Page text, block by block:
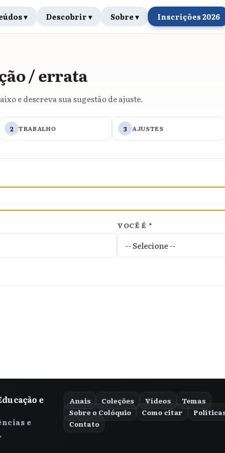
▾ Descobrir ▾ Sobre ▾ Inscrições 2026
/ errata
e descreva sua sugestão de ajuste.
2 TRABALHO 3 AJUSTES
VOCÊ É *
e
e
Anais Coleções Vídeos
Temas
Sobre o Colóquio
Como citar
Contato